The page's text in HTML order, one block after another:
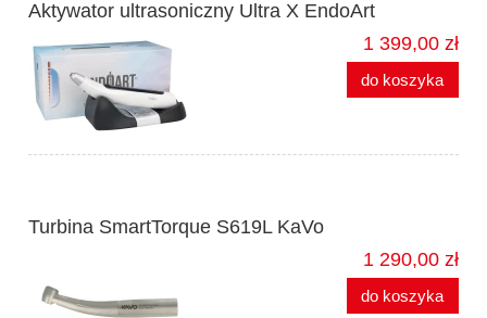
Aktywator ultrasoniczny Ultra X EndoArt
1 399,00 zł
do koszyka
Turbina SmartTorque S619L KaVo
1 290,00 zł
do koszyka